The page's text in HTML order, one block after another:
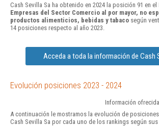
Cash Sevilla Sa ha obtenido en 2024 la posición 91 en el
Empresas del Sector Comercio al por mayor, no
productos alimenticios, bebidas y tabaco según
14 posiciones respecto al año 2023.
Acceda a toda la información de Cash
Evolución posiciones 2023 - 2024
Información
A continuación le mostramos la evolución de posiciones
Cash Sevilla Sa por cada uno de los rankings según